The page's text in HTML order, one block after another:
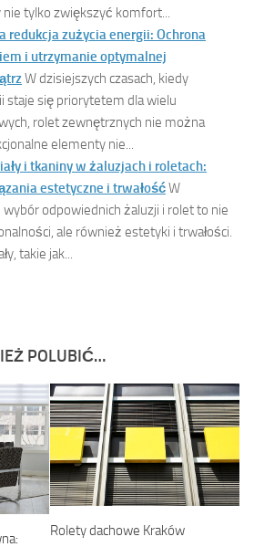
tylko zwiększyć komfort...
redukcja zużycia energii: Ochrona
i utrzymanie optymalnej
W dzisiejszych czasach, kiedy
staje się priorytetem dla wielu
rolet zewnętrznych nie można
elementy nie...
i tkaniny w żaluzjach i roletach:
estetyczne i trwałośćW
wybór odpowiednich żaluzji i rolet to nie
ale również estetyki i trwałości.
takie jak...
POLUBIĆ…
Rolety dachowe Kraków